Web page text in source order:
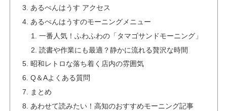
あるぺんはうす アクセス
あるぺんはうすのモーニングメニュー
一番人気！ふわふわの「タマゴサンドモーニング」
読書や作業にも最適？静かに流れる贅沢な時間
昭和レトロな落ち着く店内の雰囲気
Q＆Aよくある質問
まとめ
あわせて読みたい！高知のおすすめモーニング記事